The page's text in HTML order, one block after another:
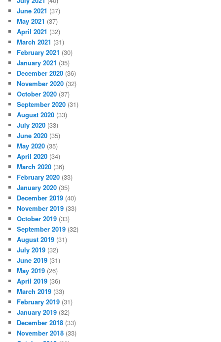
June 2021 (37)
May 2021 (37)
April 2021 (32)
March 2021 (31)
February 2021 (30)
January 2021 (35)
December 2020 (36)
November 2020 (32)
October 2020 (37)
September 2020 (31)
August 2020 (33)
July 2020 (33)
June 2020 (35)
May 2020 (35)
April 2020 (34)
March 2020 (36)
February 2020 (33)
January 2020 (35)
December 2019 (40)
November 2019 (33)
October 2019 (33)
September 2019 (32)
August 2019 (31)
July 2019 (32)
June 2019 (31)
May 2019 (26)
April 2019 (36)
March 2019 (33)
February 2019 (31)
January 2019 (32)
December 2018 (33)
November 2018 (33)